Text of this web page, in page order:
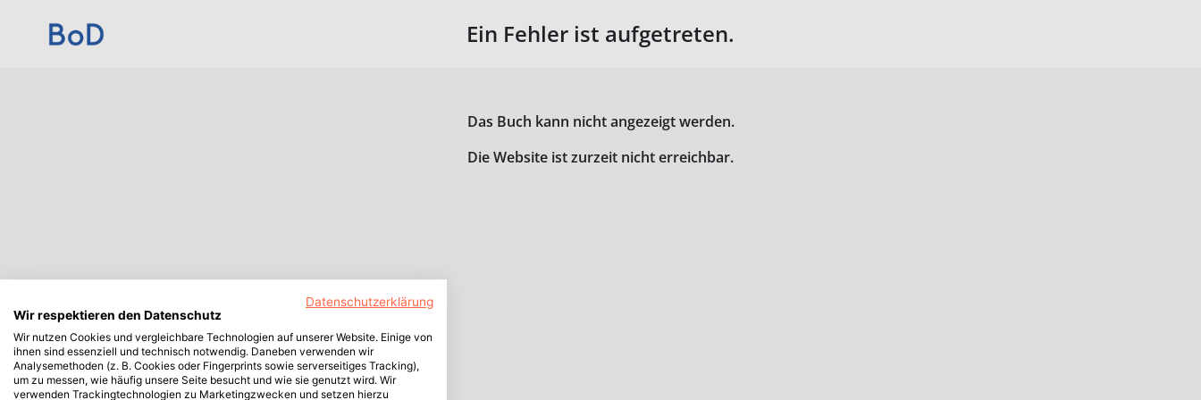
Ein Fehler ist aufgetreten.
Das Buch kann nicht angezeigt werden.
Die Website ist zurzeit nicht erreichbar.
Datenschutzerklärung
Wir respektieren den Datenschutz
Wir nutzen Cookies und vergleichbare Technologien auf unserer Website. Einige von
ihnen sind essenziell und technisch notwendig. Daneben verwenden wir
Analysemethoden (z. B. Cookies oder Fingerprints sowie serverseitiges Tracking),
um zu messen, wie häufig unsere Seite besucht und wie sie genutzt wird. Wir
verwenden Trackingtechnologien zu Marketingzwecken und setzen hierzu